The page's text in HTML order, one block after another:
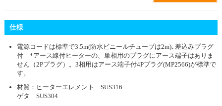
仕様
電源コードは標準で3.5m(防水ビニールチューブは2m)､差込みプラグ
付 *アース線付ヒーターの、単相用のプラグにアース端子はありま
せん（2Pプラグ）。3相用はアース端子付4Pプラグ(MP2566)が標準で
す。
材質：ヒーターエレメント SUS316
ゲタ SUS304